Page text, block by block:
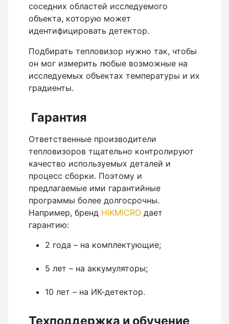
соседних областей исследуемого
объекта, которую может
идентифицировать детектор.
Подбирать тепловизор нужно так, чтобы
он мог измерить любые возможные на
исследуемых объектах температуры и их
градиенты.
Гарантия
Ответственные производители
тепловизоров тщательно контролируют
качество используемых деталей и
процесс сборки. Поэтому и
предлагаемые ими гарантийные
программы более долгосрочны.
Например, бренд HIKMICRO дает
гарантию:
2 года – на комплектующие;
5 лет – на аккумуляторы;
10 лет – на ИК-детектор.
Техподдержка и обучение